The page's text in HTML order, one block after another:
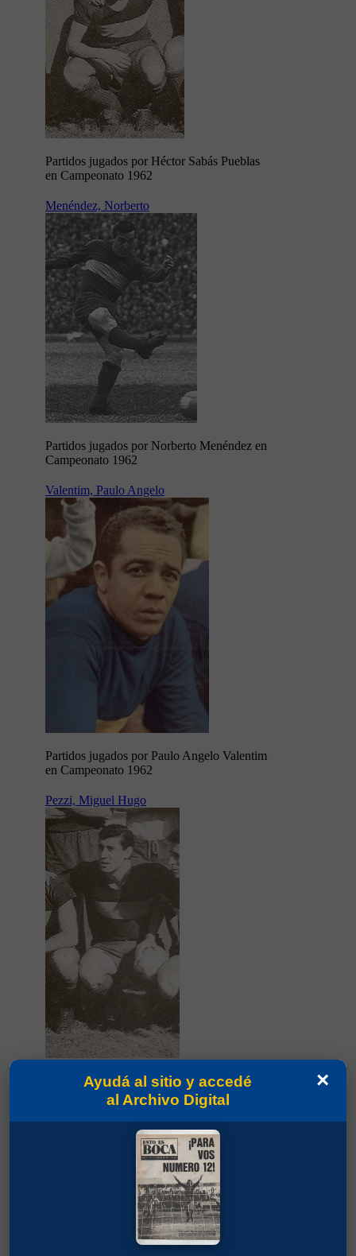
Partidos jugados por Héctor Sabás Pueblas
en Campeonato 1962
Menéndez, Norberto
Partidos jugados por Norberto Menéndez en
Campeonato 1962
Valentim, Paulo Angelo
Partidos jugados por Paulo Angelo Valentim
en Campeonato 1962
Pezzi, Miguel Hugo
Partidos jugados por Miguel Hugo Pezzi en
Campeonato 1962
González, Alberto Mario
×
Ayudá al sitio y accedé
al Archivo Digital